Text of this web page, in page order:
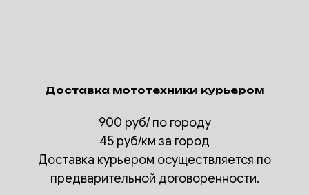
Доставка мототехники курьером
900 руб/ по городу
45 руб/км за город
Доставка курьером осуществляется по
предварительной договоренности.